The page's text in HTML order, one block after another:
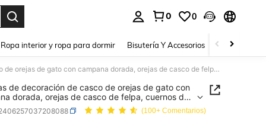
0 0
Ropa interior y ropa para dormir Bisutería Y Accesorios Zapatos
2 piezas de decoración de casco de orejas de gato con campana dorada, orejas de casco de felpa, cuernos de casco para accesorios de casco de esquí y motocicleta
de decoración de casco de orejas de gato con
dorada, orejas de casco de felpa, cuernos de
accesorios de casco de esquí y motocicleta
(100+ Comentarios)